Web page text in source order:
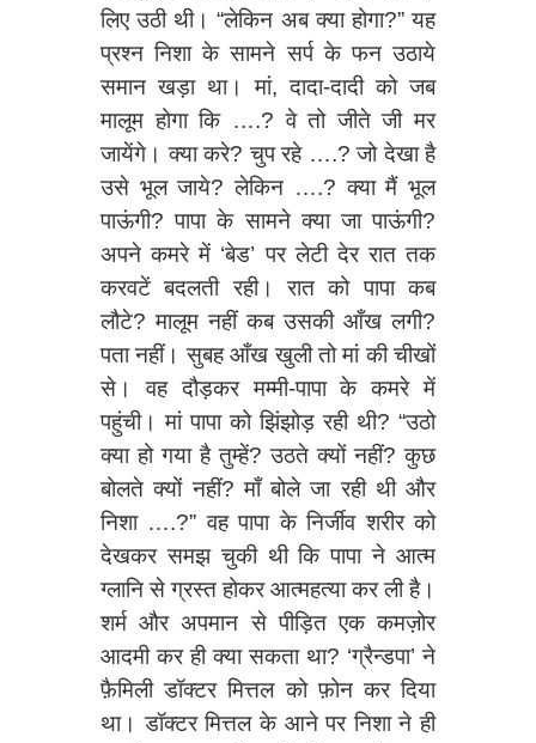
लिए उठी थी। “लेकिन अब क्या होगा?” यह
प्रश्न निशा के सामने सर्प के फन उठाये
समान खड़ा था। मां, दादा-दादी को जब
मालूम होगा कि ….? वे तो जीते जी मर
जायेंगे। क्या करे? चुप रहे ….? जो देखा है
उसे भूल जाये? लेकिन ….? क्या मैं भूल
पाऊंगी? पापा के सामने क्या जा पाऊंगी?
अपने कमरे में ‘बेड’ पर लेटी देर रात तक
करवटें बदलती रही। रात को पापा कब
लौटे? मालूम नहीं कब उसकी आँख लगी?
पता नहीं। सुबह आँख खुली तो मां की चीखों
से। वह दौड़कर मम्मी-पापा के कमरे में
पहुंची। मां पापा को झिंझोड़ रही थी? “उठो
क्या हो गया है तुम्हें? उठते क्यों नहीं? कुछ
बोलते क्यों नहीं? माँ बोले जा रही थी और
निशा ….?” वह पापा के निर्जीव शरीर को
देखकर समझ चुकी थी कि पापा ने आत्म
ग्लानि से ग्रस्त होकर आत्महत्या कर ली है।
शर्म और अपमान से पीड़ित एक कमज़ोर
आदमी कर ही क्या सकता था? ‘ग्रैन्डपा’ ने
फ़ैमिली डॉक्टर मित्तल को फ़ोन कर दिया
था। डॉक्टर मित्तल के आने पर निशा ने ही